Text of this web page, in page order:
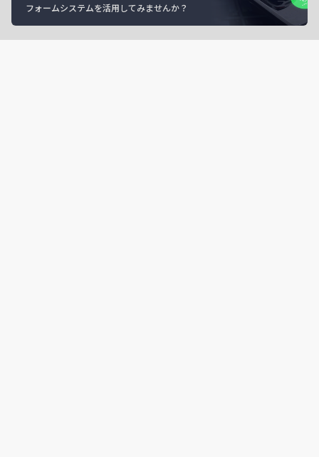
フォームシステムを活用してみませんか？